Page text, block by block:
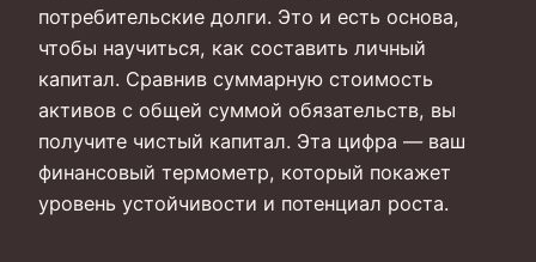
потребительские долги. Это и есть основа,
чтобы научиться, как составить личный
капитал. Сравнив суммарную стоимость
активов с общей суммой обязательств, вы
получите чистый капитал. Эта цифра — ваш
финансовый термометр, который покажет
уровень устойчивости и потенциал роста.